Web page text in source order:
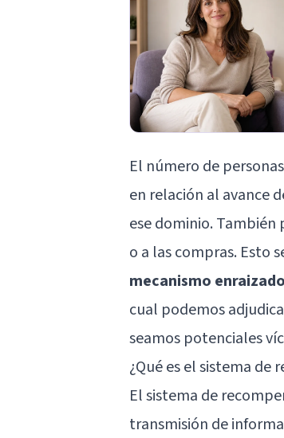
El número de
en relación al avance
ese dominio. También
o a las compras. Esto
mecanismo
cual podemos
seamos potenciales
¿Qué es el sistema de
El sistema de
transmisión de